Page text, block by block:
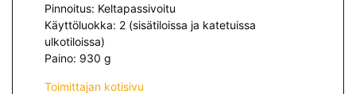
Pinnoitus: Keltapassivoitu
Käyttöluokka: 2 (sisätiloissa ja katetuissa
ulkotiloissa)
Paino: 930 g
Toimittajan kotisivu